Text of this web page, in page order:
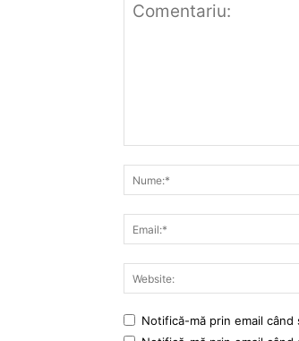
Notifică-mă prin email